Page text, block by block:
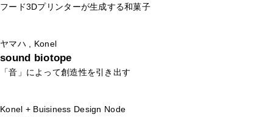
フード3Dプリンターが生成する和菓子
ヤマハ , Konel
sound biotope
「音」によって創造性を引き出す
Konel + Buisiness Design Node